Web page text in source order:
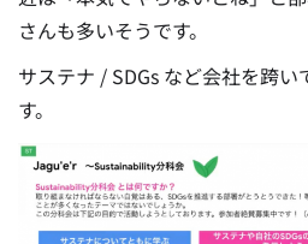
さんも多いそうです。
サステナ / SDGs など会社を跨
す。